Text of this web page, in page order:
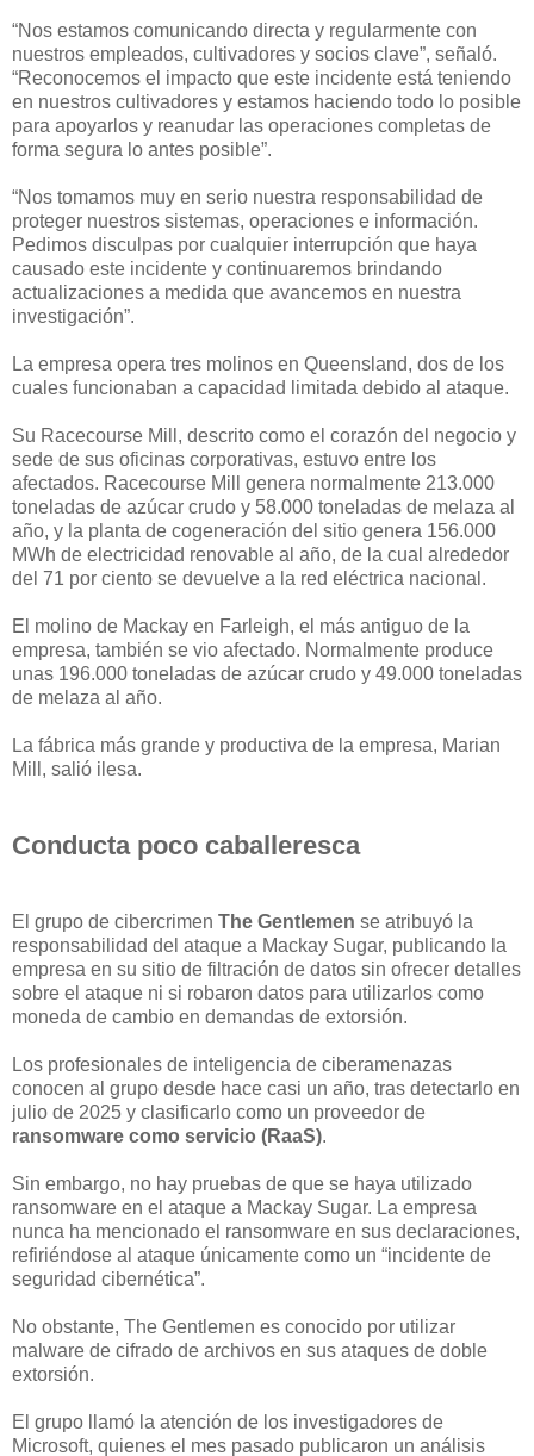
“Nos estamos comunicando directa y regularmente con
nuestros empleados, cultivadores y socios clave”, señaló.
“Reconocemos el impacto que este incidente está teniendo
en nuestros cultivadores y estamos haciendo todo lo posible
para apoyarlos y reanudar las operaciones completas de
forma segura lo antes posible”.
“Nos tomamos muy en serio nuestra responsabilidad de
proteger nuestros sistemas, operaciones e información.
Pedimos disculpas por cualquier interrupción que haya
causado este incidente y continuaremos brindando
actualizaciones a medida que avancemos en nuestra
investigación”.
La empresa opera tres molinos en Queensland, dos de los
cuales funcionaban a capacidad limitada debido al ataque.
Su Racecourse Mill, descrito como el corazón del negocio y
sede de sus oficinas corporativas, estuvo entre los
afectados. Racecourse Mill genera normalmente 213.000
toneladas de azúcar crudo y 58.000 toneladas de melaza al
año, y la planta de cogeneración del sitio genera 156.000
MWh de electricidad renovable al año, de la cual alrededor
del 71 por ciento se devuelve a la red eléctrica nacional.
El molino de Mackay en Farleigh, el más antiguo de la
empresa, también se vio afectado. Normalmente produce
unas 196.000 toneladas de azúcar crudo y 49.000 toneladas
de melaza al año.
La fábrica más grande y productiva de la empresa, Marian
Mill, salió ilesa.
Conducta poco caballeresca
El grupo de cibercrimen The Gentlemen se atribuyó la
responsabilidad del ataque a Mackay Sugar, publicando la
empresa en su sitio de filtración de datos sin ofrecer detalles
sobre el ataque ni si robaron datos para utilizarlos como
moneda de cambio en demandas de extorsión.
Los profesionales de inteligencia de ciberamenazas
conocen al grupo desde hace casi un año, tras detectarlo en
julio de 2025 y clasificarlo como un proveedor de
ransomware como servicio (RaaS).
Sin embargo, no hay pruebas de que se haya utilizado
ransomware en el ataque a Mackay Sugar. La empresa
nunca ha mencionado el ransomware en sus declaraciones,
refiriéndose al ataque únicamente como un “incidente de
seguridad cibernética”.
No obstante, The Gentlemen es conocido por utilizar
malware de cifrado de archivos en sus ataques de doble
extorsión.
El grupo llamó la atención de los investigadores de
Microsoft, quienes el mes pasado publicaron un análisis